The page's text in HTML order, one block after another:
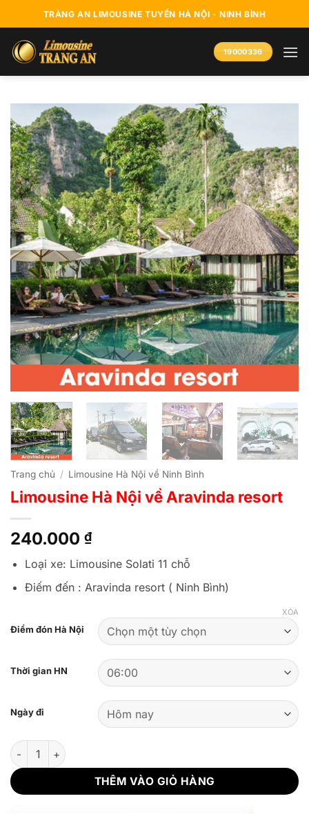
qua
nội
dung
TRÀNG AN LIMOUSINE TUYẾN HÀ NỘI - NINH BÌNH
19000336
Trang chủ / Limousine Hà Nội về Ninh Bình
Limousine Hà Nội về Aravinda resort
240.000 ₫
Loại xe: Limousine Solati 11 chỗ
Điếm đến : Aravinda resort ( Ninh Bình)
Điểm đón Hà Nội
Thời gian HN
Ngày đi
XÓA
Số lượng
THÊM VÀO GIỎ HÀNG